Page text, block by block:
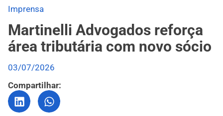
Imprensa
Martinelli Advogados reforça
área tributária com novo sócio
03/07/2026
Compartilhar: